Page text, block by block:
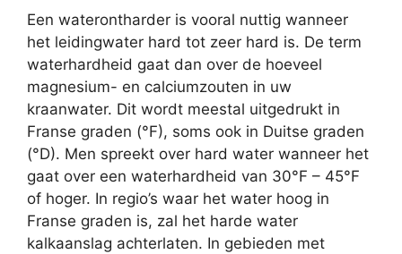
Een waterontharder is vooral nuttig wanneer
het leidingwater hard tot zeer hard is. De term
waterhardheid gaat dan over de hoeveel
magnesium- en calciumzouten in uw
kraanwater. Dit wordt meestal uitgedrukt in
Franse graden (°F), soms ook in Duitse graden
(°D). Men spreekt over hard water wanneer het
gaat over een waterhardheid van 30°F – 45°F
of hoger. In regio’s waar het water hoog in
Franse graden is, zal het harde water
kalkaanslag achterlaten. In gebieden met